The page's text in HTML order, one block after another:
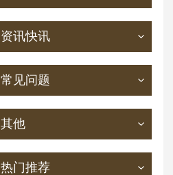
资讯快讯
常见问题
其他
热门推荐